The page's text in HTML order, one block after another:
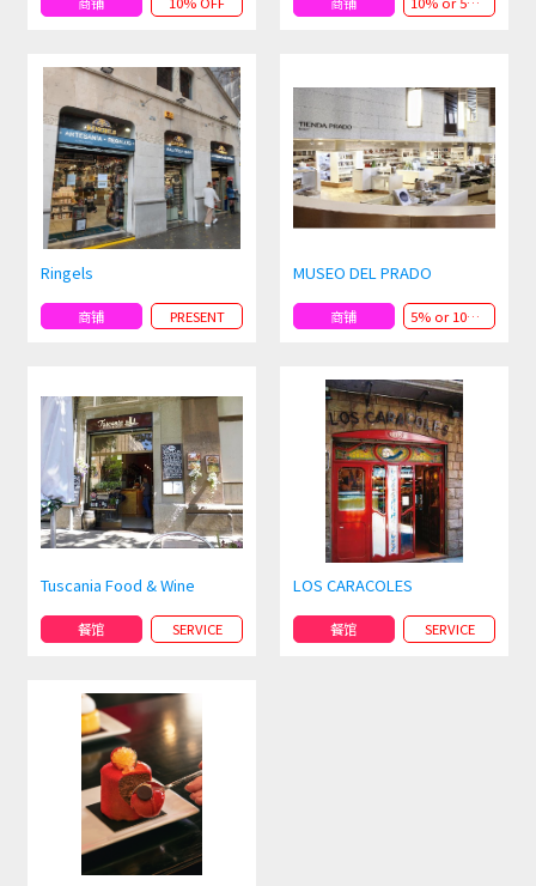
Ringels
商铺 PRESENT
MUSEO DEL PRADO
商铺 5% or 10% OFF
Tuscania Food & Wine
餐馆 SERVICE
LOS CARACOLES
餐馆 SERVICE